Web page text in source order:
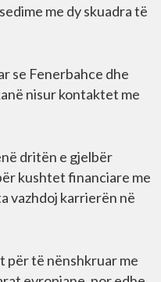
me dy skuadra të
se Fenerbahce dhe
nisur kontaktet me
dritën e gjelbër
kushtet financiare me
vazhdoj karrierën në
për të nënshkruar me